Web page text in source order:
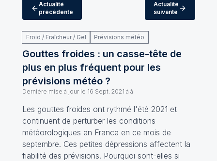
Actualité
précédente
Actualité
suivante
Froid / Fraîcheur / Gel Prévisions météo
Gouttes froides : un casse-tête de
plus en plus fréquent pour les
prévisions météo ?
Dernière mise à jour le 16 Sept. 2021 à à
Les gouttes froides ont rythmé l'été 2021 et
continuent de perturber les conditions
météorologiques en France en ce mois de
septembre. Ces petites dépressions affectent la
fiabilité des prévisions. Pourquoi sont-elles si